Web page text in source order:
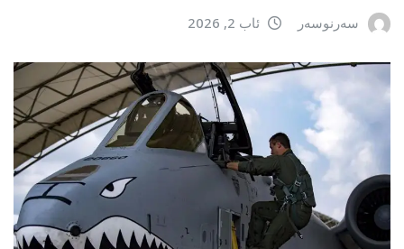
سەرنوسەر ئاب 2, 2026